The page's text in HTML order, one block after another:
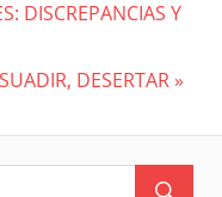
DISCREPANCIAS Y
DESERTAR